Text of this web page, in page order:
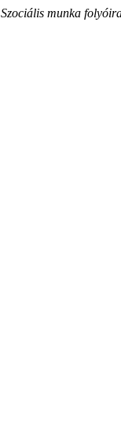
munka